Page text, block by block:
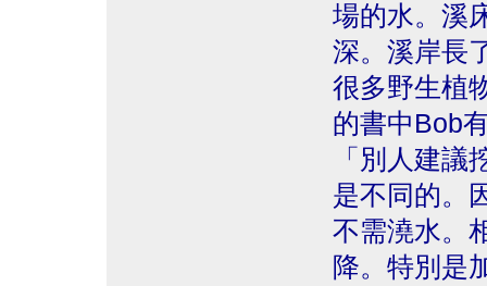
場的水。溪
深。溪岸長
很多野生植
的書中Bob
「別人建
是不同的。
不需澆水。
降。特別是